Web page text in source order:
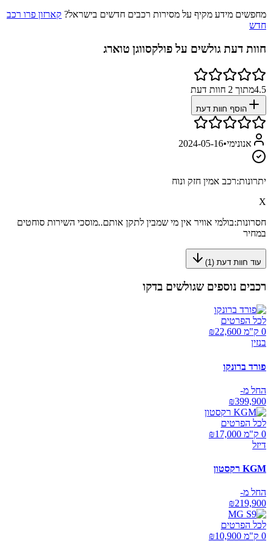
מחפשים מידע מקיף על מסירות רכבים חדשים בישראל? קארזון פרו רכב
חדש
חוות דעת גולשים על פולקסווגן טוארג
4.5מתוך 2 חוות דעת
הוסף חוות דעת
אנונימי•
2024-05-16
יתרונות:רכב אמין חזק ונוח
X
חסרונות:בולמי אוויר אין מי שמבין לתקן אותם..מוסכי השירות סוחטים
במחיר
עוד חוות דעת ( 1
)
רכבים נוספים שגולשים בדקו
לכל הפרטים
0 ק"מ ₪
22,600
בנזין
פורד ברונקו
החל מ-
₪399,900
לכל הפרטים
0 ק"מ ₪
17,000
דיזל
KGM רקסטון
החל מ-
₪219,900
לכל הפרטים
0 ק"מ ₪
10,900